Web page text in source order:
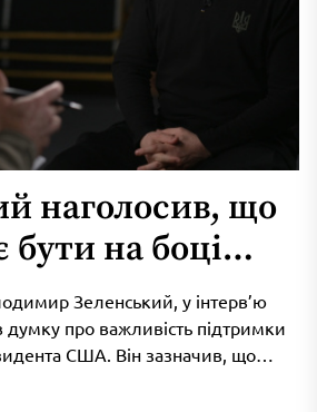
наголосив, що
на боці
Зеленський, у інтерв’ю
думку про важливість підтримки
США. Він зазначив, що
сильний...